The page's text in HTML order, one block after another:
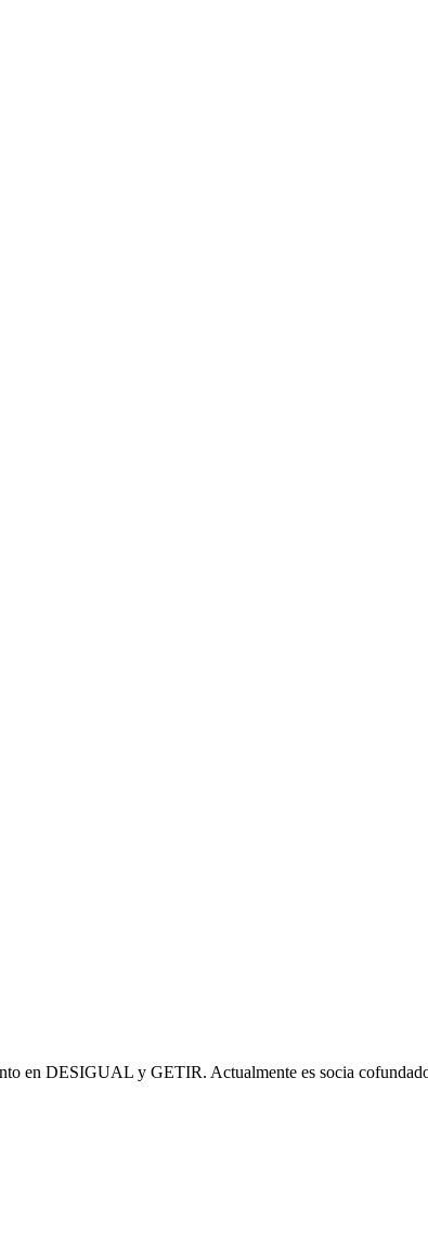
en DESIGUAL y GETIR. Actualmente es socia